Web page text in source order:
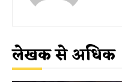
लेखक से अधिक